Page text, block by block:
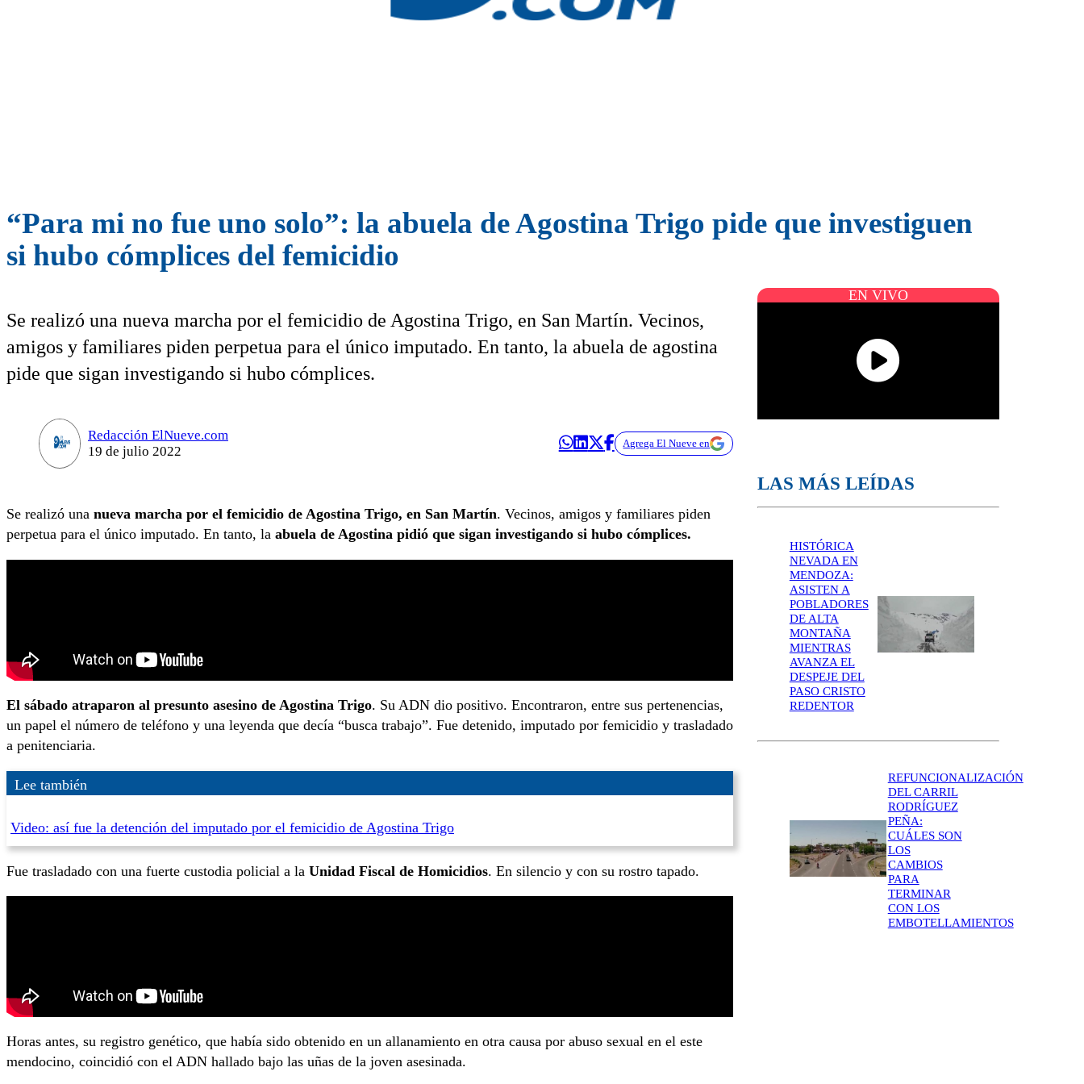
“Para mi no fue uno solo”: la abuela de Agostina Trigo pide que investiguen
si hubo cómplices del femicidio
Se realizó una nueva marcha por el femicidio de Agostina Trigo, en San Martín. Vecinos,
amigos y familiares piden perpetua para el único imputado. En tanto, la abuela de agostina
pide que sigan investigando si hubo cómplices.
Redacción ElNueve.com
19 de julio 2022
Agrega El Nueve en
Se realizó una nueva marcha por el femicidio de Agostina Trigo, en San Martín. Vecinos, amigos y familiares piden
perpetua para el único imputado. En tanto, la abuela de Agostina pidió que sigan investigando si hubo cómplices.
El sábado atraparon al presunto asesino de Agostina Trigo. Su ADN dio positivo. Encontraron, entre sus pertenencias,
un papel el número de teléfono y una leyenda que decía “busca trabajo”. Fue detenido, imputado por femicidio y trasladado
a penitenciaria.
Lee también
Video: así fue la detención del imputado por el femicidio de Agostina Trigo
Fue trasladado con una fuerte custodia policial a la Unidad Fiscal de Homicidios. En silencio y con su rostro tapado.
Horas antes, su registro genético, que había sido obtenido en un allanamiento en otra causa por abuso sexual en el este
mendocino, coincidió con el ADN hallado bajo las uñas de la joven asesinada.
EN VIVO
LAS MÁS LEÍDAS
HISTÓRICA
NEVADA EN
MENDOZA:
ASISTEN A
POBLADORES
DE ALTA
MONTAÑA
MIENTRAS
AVANZA EL
DESPEJE DEL
PASO CRISTO
REDENTOR
REFUNCIONALIZACIÓN
DEL CARRIL
RODRÍGUEZ
PEÑA:
CUÁLES SON
LOS
CAMBIOS
PARA
TERMINAR
CON LOS
EMBOTELLAMIENTOS